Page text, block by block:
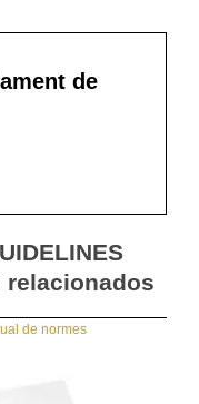
de
relacionados
de normes